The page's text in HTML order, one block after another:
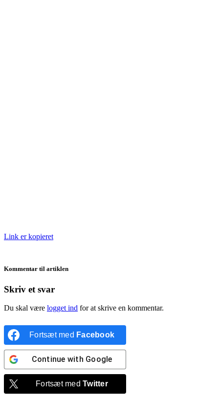
Link er kopieret
Kommentar til artiklen
Skriv et svar
Du skal være logget ind for at skrive en kommentar.
Fortsæt med Facebook
Continue with Google
Fortsæt medTwitter